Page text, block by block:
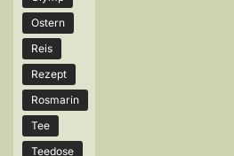
Ostern
Reis
Rezept
Rosmarin
Tee
Teedose